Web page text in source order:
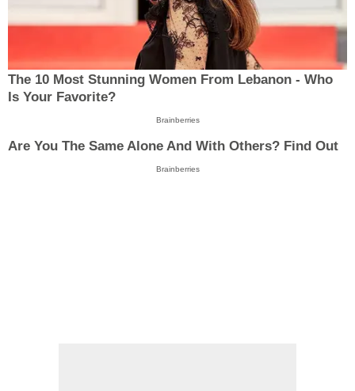
The 10 Most Stunning Women From Lebanon - Who
Is Your Favorite?
Brainberries
Are You The Same Alone And With Others? Find Out
Brainberries